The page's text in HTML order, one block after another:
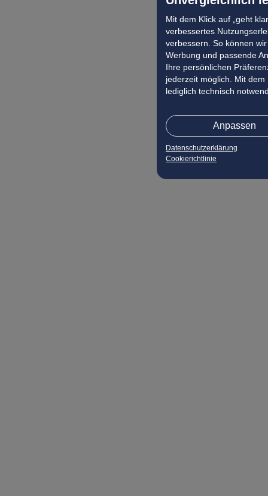
Mit dem Klick auf „geht
verbessertes
verbessern. So können
Werbung und passende
Ihre persönlichen
jederzeit möglich. Mit dem
lediglich technisch
Anpassen
Datenschutzerklärung
Cookierichtlinie